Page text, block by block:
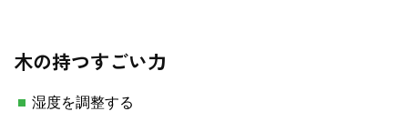
木の持つすごい力
湿度を調整する